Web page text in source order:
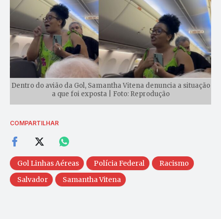
Dentro do avião da Gol, Samantha Vitena denuncia a situação
a que foi exposta | Foto: Reprodução
COMPARTILHAR
Gol Linhas Aéreas Polícia Federal
Racismo
Salvador
Samantha Vitena